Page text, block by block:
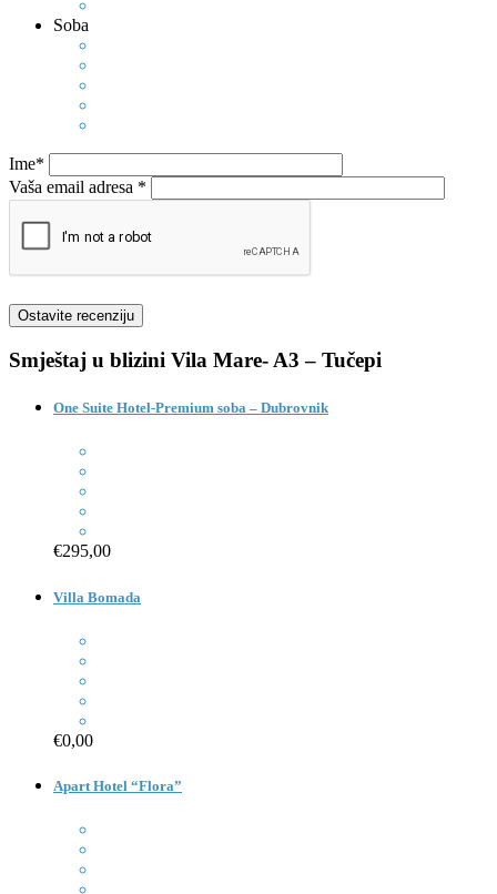
Soba
Ime*
Vaša email adresa *
Smještaj u blizini Vila Mare- A3 – Tučepi
One Suite Hotel-Premium soba – Dubrovnik
€295,00
Villa Bomada
€0,00
Apart Hotel “Flora”